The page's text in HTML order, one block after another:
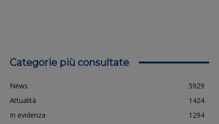
Categorie più consultate
News
5929
Attualità
1424
In evidenza
1294